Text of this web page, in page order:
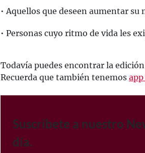
• Aquellos que deseen aumentar su
• Personas cuyo ritmo de vida les
Todavía puedes encontrar la
Recuerda que también tenemos
Suscríbete a nuestro
día.